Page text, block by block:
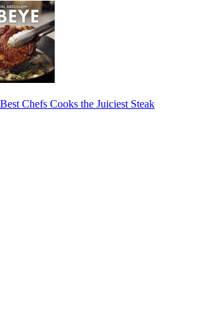
Chefs Cooks the Juiciest Steak